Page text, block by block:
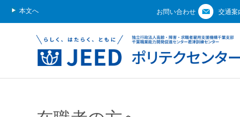
本文へ お問い合わせ 交通案